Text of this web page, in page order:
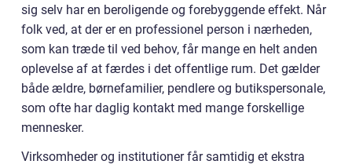
sig selv har en beroligende og forebyggende effekt. Når
folk ved, at der er en professionel person i nærheden,
som kan træde til ved behov, får mange en helt anden
oplevelse af at færdes i det offentlige rum. Det gælder
både ældre, børnefamilier, pendlere og butikspersonale,
som ofte har daglig kontakt med mange forskellige
mennesker.
Virksomheder og institutioner får samtidig et ekstra